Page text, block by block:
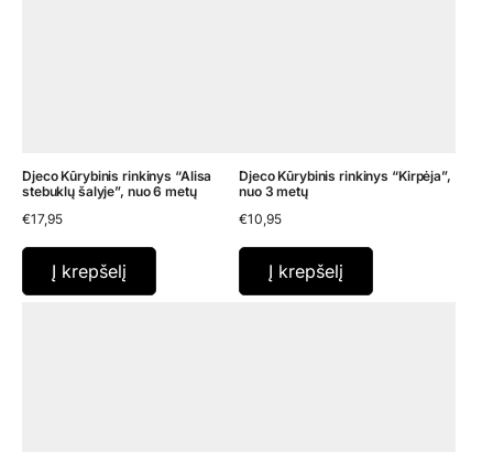
Djeco Kūrybinis rinkinys “Alisa
stebuklų šalyje”, nuo 6 metų
€17,95
Į krepšelį
Djeco Kūrybinis rinkinys “Kirpėja”,
nuo 3 metų
€10,95
Į krepšelį